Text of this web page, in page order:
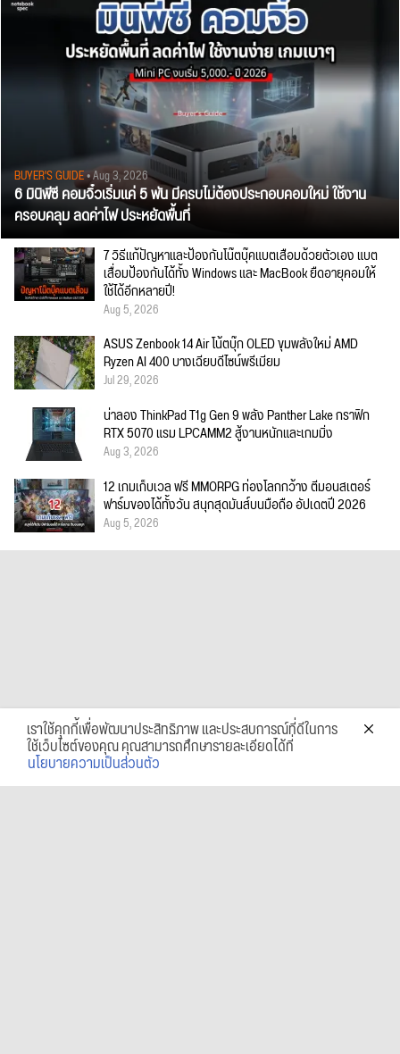
BUYER'S GUIDE• Aug 3, 2026
6 มินิพีซี คอมจิ๋วเริ่มแค่ 5 พัน มีครบไม่ต้องประกอบคอมใหม่ ใช้งาน
ครอบคลุม ลดค่าไฟ ประหยัดพื้นที่
7 วิธีแก้ปัญหาและป้องกันโน๊ตบุ๊คแบตเสื่อมด้วยตัวเอง แบต
เสื่อมป้องกันได้ทั้ง Windows และ MacBook ยืดอายุคอมให้
ใช้ได้อีกหลายปี!
Aug 5, 2026
ASUS Zenbook 14 Air โน้ตบุ๊ก OLED ขุมพลังใหม่ AMD
Ryzen AI 400 บางเฉียบดีไซน์พรีเมียม
Jul 29, 2026
น่าลอง ThinkPad T1g Gen 9 พลัง Panther Lake กราฟิก
RTX 5070 แรม LPCAMM2 สู้งานหนักและเกมมิ่ง
Aug 3, 2026
12 เกมเก็บเวล ฟรี MMORPG ท่องโลกกว้าง ตีมอนสเตอร์
ฟาร์มของได้ทั้งวัน สนุกสุดมันส์บนมือถือ อัปเดตปี 2026
Aug 5, 2026
เราใช้คุกกี้เพื่อพัฒนาประสิทธิภาพ และประสบการณ์ที่ดีในการ
ใช้เว็บไซต์ของคุณ คุณสามารถศึกษารายละเอียดได้ที่
นโยบายความเป็นส่วนตัว